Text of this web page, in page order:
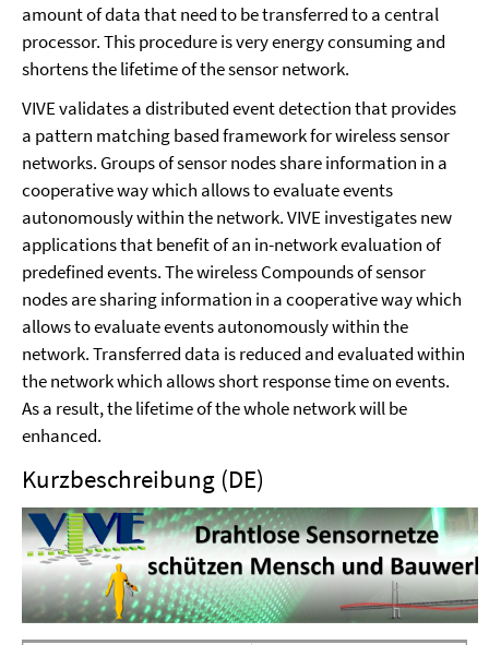
amount of data that need to be transferred to a central
processor. This procedure is very energy consuming and
shortens the lifetime of the sensor network.
VIVE validates a distributed event detection that provides
a pattern matching based framework for wireless sensor
networks. Groups of sensor nodes share information in a
cooperative way which allows to evaluate events
autonomously within the network. VIVE investigates new
applications that benefit of an in-network evaluation of
predefined events. The wireless Compounds of sensor
nodes are sharing information in a cooperative way which
allows to evaluate events autonomously within the
network. Transferred data is reduced and evaluated within
the network which allows short response time on events.
As a result, the lifetime of the whole network will be
enhanced.
Kurzbeschreibung (DE)